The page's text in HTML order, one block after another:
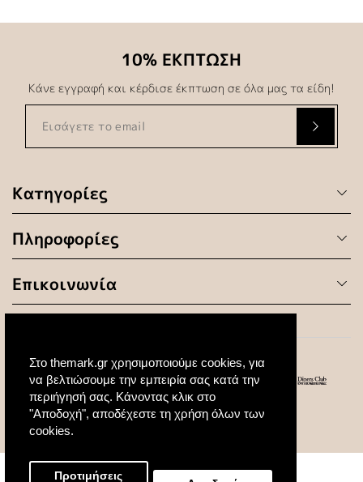
Στο themark.gr χρησιμοποιούμε cookies, για
να βελτιώσουμε την εμπειρία σας κατά την
περιήγησή σας. Κάνοντας κλικ στο
"Αποδοχή", αποδέχεστε τη χρήση όλων των
cookies.
Προτιμήσεις
Κατηγορίες
Πληροφορίες
Επικοινωνία
10% ΕΚΠΤΩΣΗ
Κάνε εγγραφή και κέρδισε έκπτωση σε όλα μας τα είδη!
© 2020 All Rights Reserved. Created by